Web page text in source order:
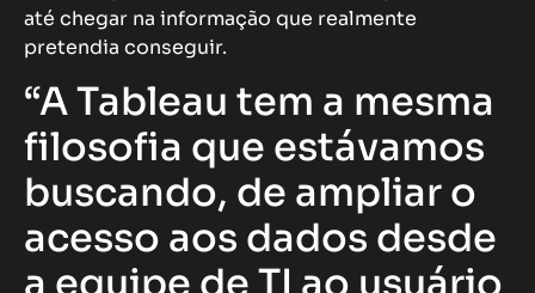
até chegar na informação que realmente
pretendia conseguir.
“A Tableau tem a mesma
filosofia que estávamos
buscando, de ampliar o
acesso aos dados desde